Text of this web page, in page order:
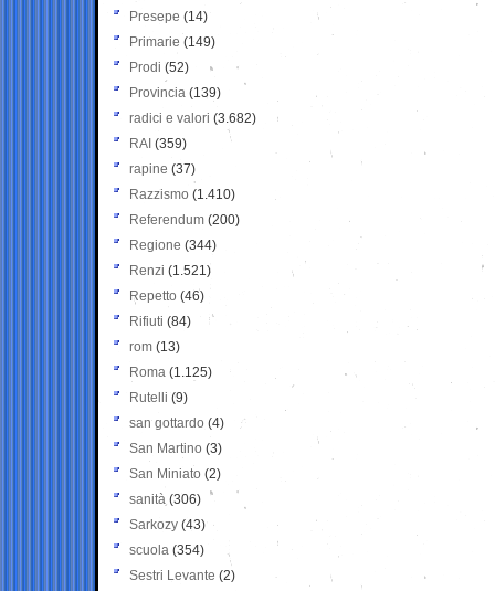
Presepe (14)
Primarie (149)
Prodi (52)
Provincia (139)
radici e valori (3.682)
RAI (359)
rapine (37)
Razzismo (1.410)
Referendum (200)
Regione (344)
Renzi (1.521)
Repetto (46)
Rifiuti (84)
rom (13)
Roma (1.125)
Rutelli (9)
san gottardo (4)
San Martino (3)
San Miniato (2)
sanità (306)
Sarkozy (43)
scuola (354)
Sestri Levante (2)